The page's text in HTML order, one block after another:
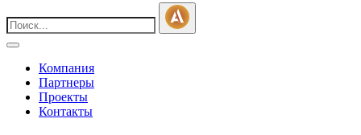
Компания
Партнеры
Проекты
Контакты